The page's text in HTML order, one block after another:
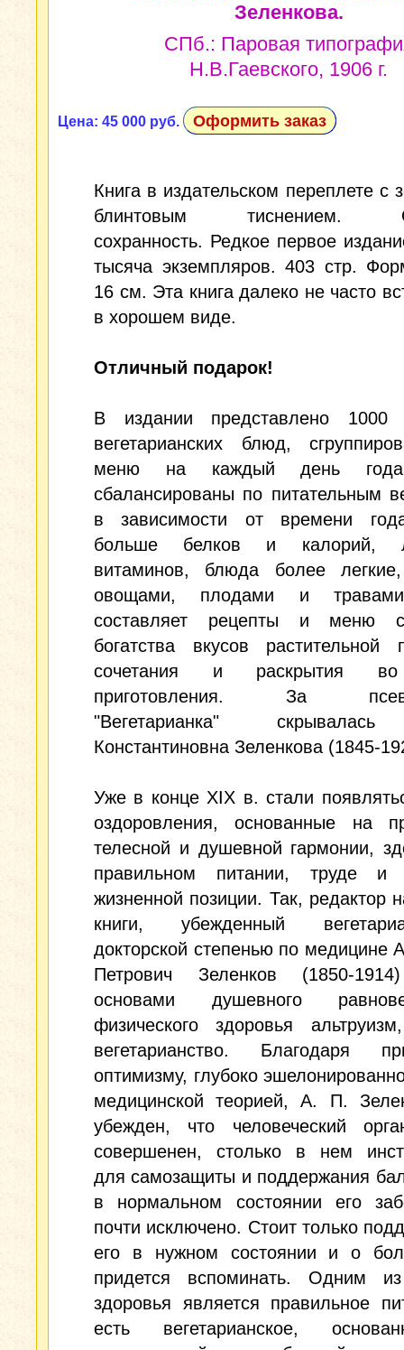
Зеленкова.
СПб.: Паровая
Н.В.Гаевского, 1906 г.
Цена: 45 000 руб. Оформить заказ
Книга в издательском переплете с
блинтовым тиснением.
сохранность. Редкое первое
тысяча экземпляров. 403 стр.
16 см. Эта книга далеко не часто
в хорошем виде.
Отличный подарок!
В издании представлено 1000
вегетарианских блюд,
меню на каждый день
сбалансированы по питательным
в зависимости от времени
больше белков и калорий,
витаминов, блюда более
овощами, плодами и
составляет рецепты и меню
богатства вкусов
сочетания и раскрытия
приготовления. За
"Вегетарианка"
Константиновна Зеленкова (1845-
Уже в конце XIX в. стали
оздоровления, основанные на
телесной и душевной гармонии,
правильном питании, труде и
жизненной позиции. Так, редактор
книги, убежденный
докторской степенью по медицине
Петрович Зеленков (1850-
основами душевного
физического здоровья
вегетарианство. Благодаря
оптимизму, глубоко
медицинской теорией, А. П.
убежден, что человеческий
совершенен, столько в нем
для самозащиты и поддержания
в нормальном состоянии его
почти исключено. Стоит только
его в нужном состоянии и о
придется вспоминать. Одним
здоровья является правильное
есть вегетарианское,